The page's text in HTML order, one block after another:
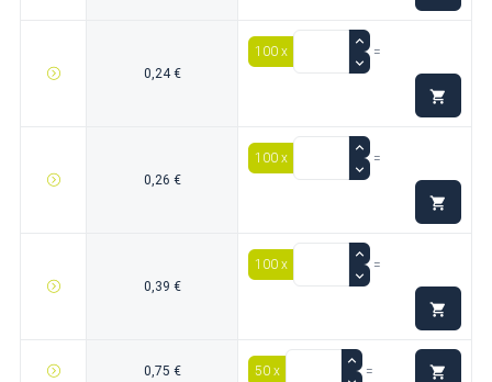
0,24 €
100 x =

0,26 €
100 x =

0,39 €
100 x =

0,75 € 50 x = 